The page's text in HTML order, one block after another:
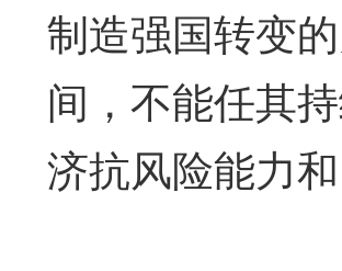
制造强国转变
间，不能任其
济抗风险能力